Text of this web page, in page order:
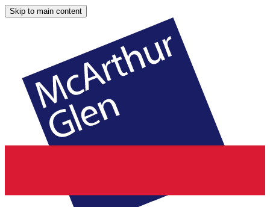
Skip to main content